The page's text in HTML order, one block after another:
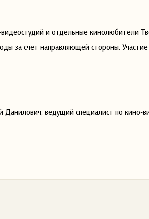
и отдельные кинолюбители
за счет направляющей стороны. Участие
Данилович, ведущий специалист по кино-